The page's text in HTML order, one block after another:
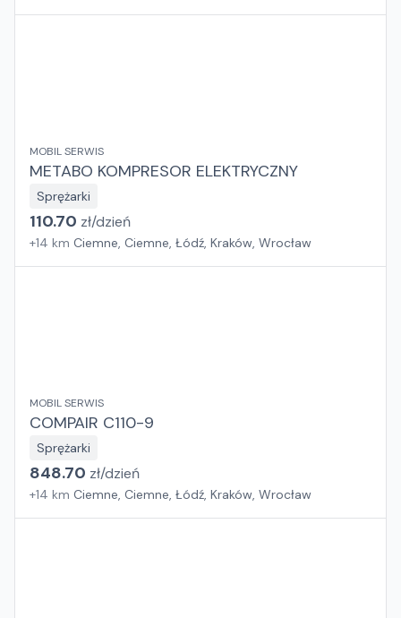
MOBIL SERWIS
METABO KOMPRESOR ELEKTRYCZNY
Sprężarki
110.70 zł/dzień
+14 km Ciemne, Ciemne, Łódź, Kraków, Wrocław
MOBIL SERWIS
COMPAIR C110-9
Sprężarki
848.70 zł/dzień
+14 km Ciemne, Ciemne, Łódź, Kraków, Wrocław